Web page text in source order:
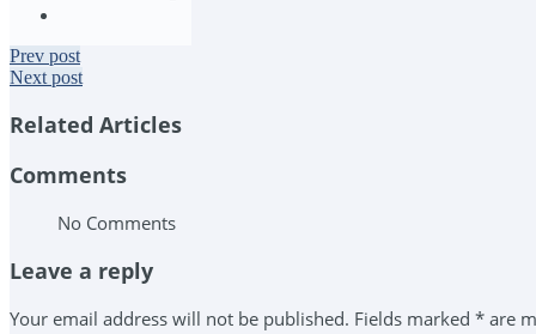
Prev post
Next post
Related Articles
Comments
No Comments
Leave a reply
Your email address will not be published. Fields marked * are